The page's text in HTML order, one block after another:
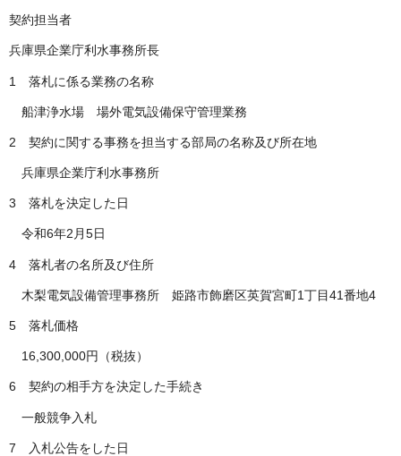
契約担当者
兵庫県企業庁利水事務所長
1 落札に係る業務の名称
船津浄水場 場外電気設備保守管理業務
2 契約に関する事務を担当する部局の名称及び所在地
兵庫県企業庁利水事務所
3 落札を決定した日
令和6年2月5日
4 落札者の名所及び住所
木梨電気設備管理事務所 姫路市飾磨区英賀宮町1丁目41番地4
5 落札価格
16,300,000円（税抜）
6 契約の相手方を決定した手続き
一般競争入札
7 入札公告をした日